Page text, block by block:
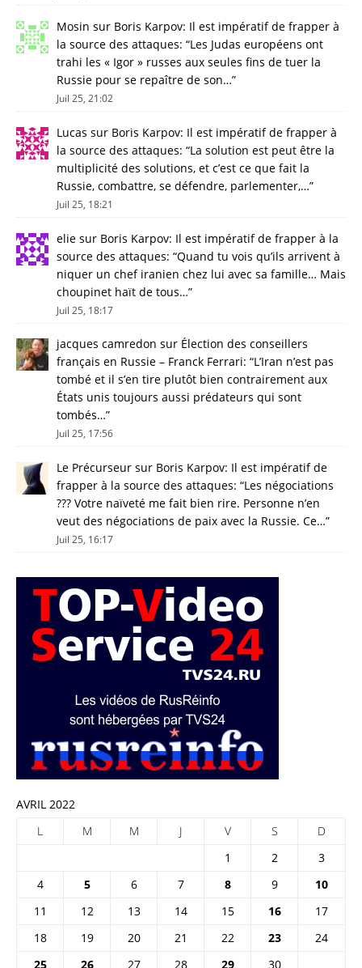
Mosin sur Boris Karpov: Il est impératif de frapper à
la source des attaques: “Les Judas européens ont
trahi les « Igor » russes aux seules fins de tuer la
Russie pour se repaître de son…”
Juil 25, 21:02
Lucas sur Boris Karpov: Il est impératif de frapper à
la source des attaques: “La solution est peut être la
multiplicité des solutions, et c’est ce que fait la
Russie, combattre, se défendre, parlementer,…”
Juil 25, 18:21
elie sur Boris Karpov: Il est impératif de frapper à la
source des attaques: “Quand tu vois qu’ils arrivent à
niquer un chef iranien chez lui avec sa famille… Mais
choupinet haït de tous…”
Juil 25, 18:17
jacques camredon sur Élection des conseillers
français en Russie – Franck Ferrari: “L’Iran n’est pas
tombé et il s’en tire plutôt bien contrairement aux
États unis toujours aussi prédateurs qui sont
tombés…”
Juil 25, 17:56
Le Précurseur sur Boris Karpov: Il est impératif de
frapper à la source des attaques: “Les négociations
??? Votre naïveté me fait bien rire. Personne n’en
veut des négociations de paix avec la Russie. Ce…”
Juil 25, 16:17
AVRIL 2022
L
M M J V S
D
1
2
3
4
5 6 7 8 9
10
11
12 13 14 15 16
17
18
19 20 21 22 23
24
25
26 27 28 29 30